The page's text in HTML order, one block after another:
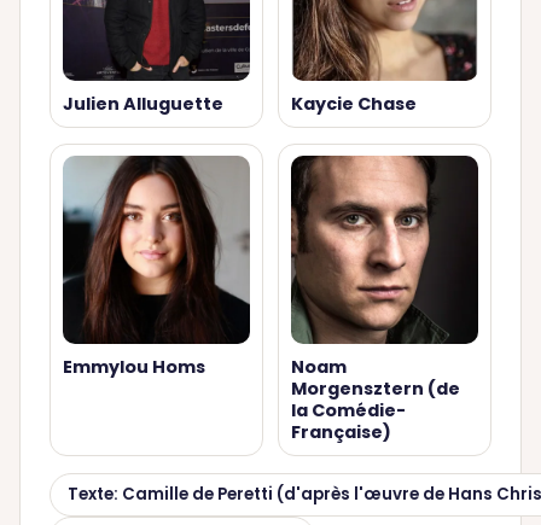
Julien Alluguette Kaycie Chase
Emmylou Homs
Noam
Morgensztern (de
la Comédie-
Française)
Texte: Camille de Peretti (d'après l'œuvre de Hans